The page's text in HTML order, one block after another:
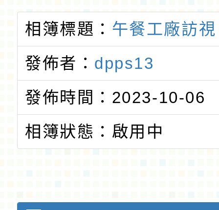
相簿標題： 午餐工廠訪視
發佈者： dpps13
發佈時間：2023-10-06
相簿狀態：啟用中